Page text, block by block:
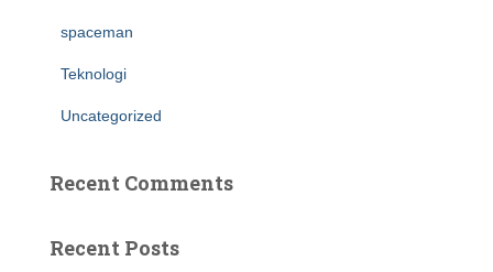
spaceman
Teknologi
Uncategorized
Recent Comments
Recent Posts